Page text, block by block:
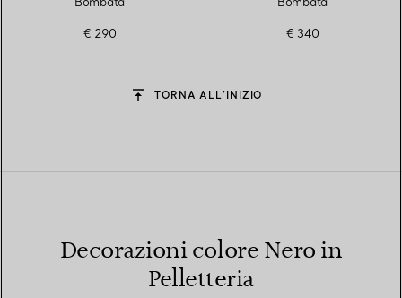
€ 290 € 340
TORNA ALL’INIZIO
Decorazioni colore Nero in
Pelletteria